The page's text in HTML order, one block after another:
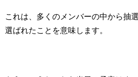
これは、多くのメンバーの中から抽
選ばれた ことを意味します。